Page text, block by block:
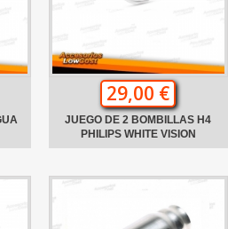
29,00 €
JUEGO DE 2 BOMBILLAS H4
PHILIPS WHITE VISION